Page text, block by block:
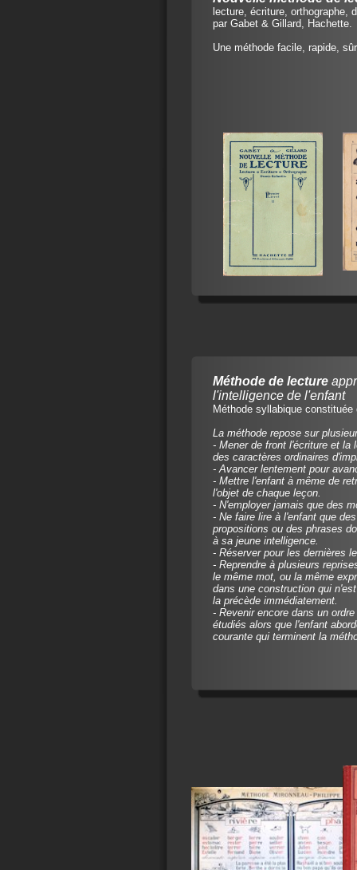
Méthode de lecture
l'intelligence de l'enfant
Méthode syllabique
La méthode repose sur
- Mener de front l'écriture et la
des caractères ordinaires
- Avancer lentement pour
- Mettre l'enfant à même de
l'objet de chaque leçon.
- N'employer jamais que des
- Ne faire lire à l'enfant que
propositions ou des phrases
à sa jeune intelligence.
- Réserver pour les dernières
- Reprendre à plusieurs
le même mot, ou la même
dans une construction qui
la précède immédiatement.
- Revenir encore dans un
étudiés alors que l'enfant
courante qui terminent la
lecture, écriture, orthographe,
par Gabet & Gillard, Hachette.
Une méthode facile, rapide,